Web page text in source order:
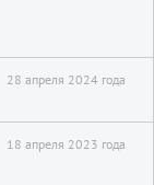
28 апреля 2024 года
18 апреля 2023 года